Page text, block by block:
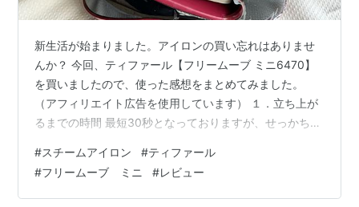
新生活が始まりました。アイロンの買い忘れはありませ
んか？ 今回、ティファール【フリームーブ ミニ6470】
を買いましたので、使った感想をまとめてみました。
（アフィリエイト広告を使用しています） １．立ち上が
るまでの時間 最短30秒となっておりますが、せっかちな
みました。コンセントを入れて、設定温度になるまで
（点滅が消えるまで） 「高」は56秒 「中」は50秒
「低」は28秒でした。 実際に計ってみると最長で1分以
#スチームアイロン #ティファール
#フリームーブ ミニ #レビュー